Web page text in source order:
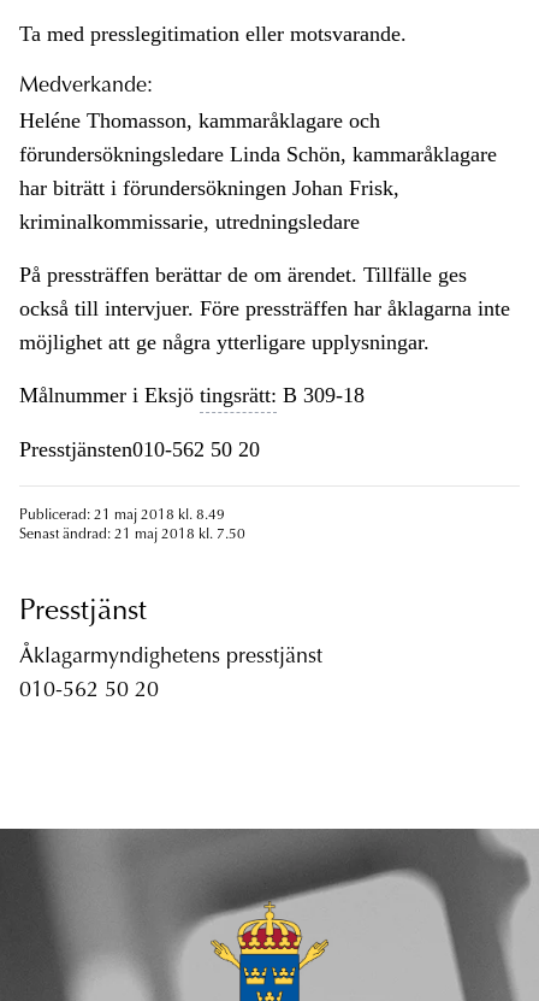
Ta med presslegitimation eller motsvarande.
Medverkande:
Heléne Thomasson, kammaråklagare och
förundersökningsledare Linda Schön, kammaråklagare
har biträtt i förundersökningen Johan Frisk,
kriminalkommissarie, utredningsledare
På pressträffen berättar de om ärendet. Tillfälle ges
också till intervjuer. Före pressträffen har åklagarna inte
möjlighet att ge några ytterligare upplysningar.
Målnummer i Eksjö tingsrätt: B 309-18
Presstjänsten010-562 50 20
Publicerad: 21 maj 2018 kl. 8.49
Senast ändrad: 21 maj 2018 kl. 7.50
Presstjänst
Åklagarmyndighetens presstjänst
010-562 50 20